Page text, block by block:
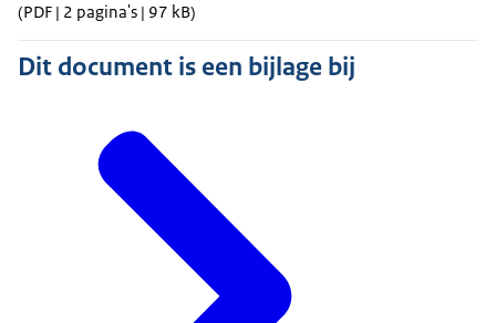
(PDF | 2 pagina's | 97 kB)
Dit document is een bijlage bij